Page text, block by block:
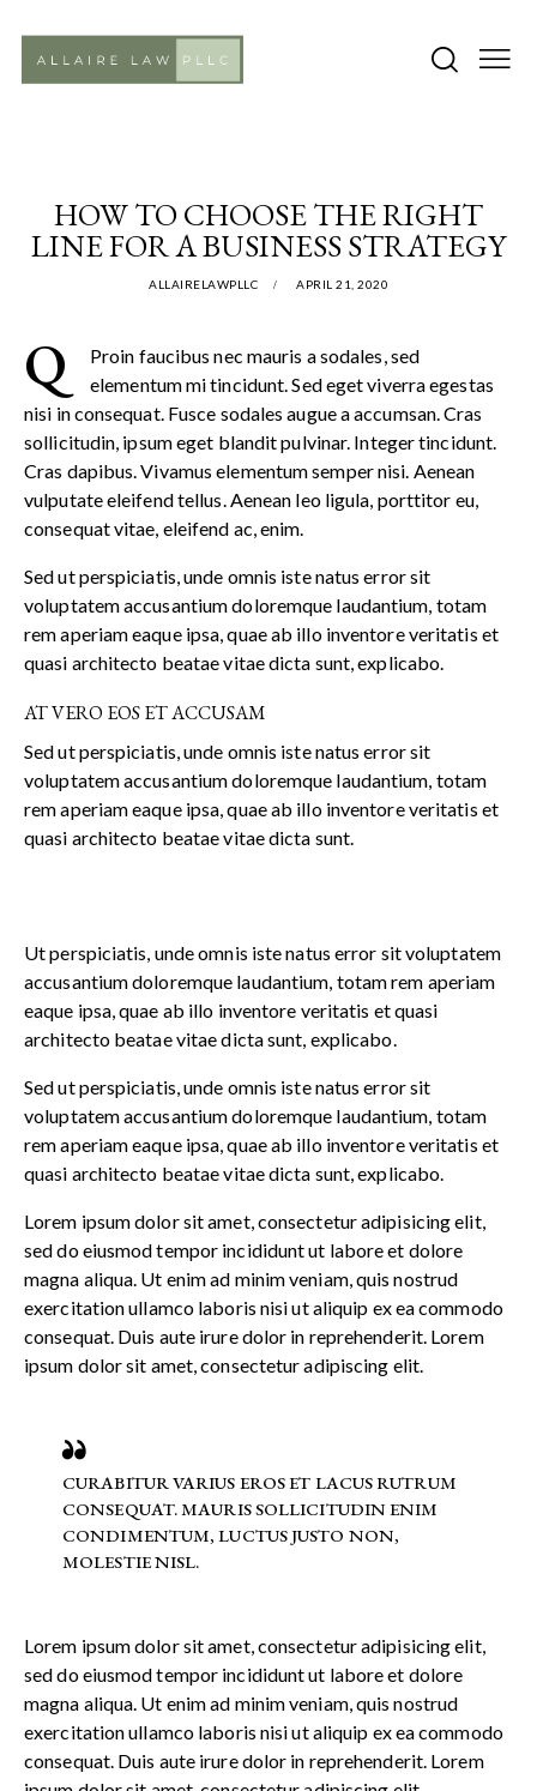
HOW TO CHOOSE THE RIGHT
LINE FOR A BUSINESS STRATEGY
ALLAIRELAWPLLC APRIL 21, 2020
Q
Proin faucibus nec mauris a sodales, sed
elementum mi tincidunt. Sed eget viverra egestas
nisi in consequat. Fusce sodales augue a accumsan. Cras
sollicitudin, ipsum eget blandit pulvinar. Integer tincidunt.
Cras dapibus. Vivamus elementum semper nisi. Aenean
vulputate eleifend tellus. Aenean leo ligula, porttitor eu,
consequat vitae, eleifend ac, enim.
Sed ut perspiciatis, unde omnis iste natus error sit
voluptatem accusantium doloremque laudantium, totam
rem aperiam eaque ipsa, quae ab illo inventore veritatis et
quasi architecto beatae vitae dicta sunt, explicabo.
AT VERO EOS ET ACCUSAM
Sed ut perspiciatis, unde omnis iste natus error sit
voluptatem accusantium doloremque laudantium, totam
rem aperiam eaque ipsa, quae ab illo inventore veritatis et
quasi architecto beatae vitae dicta sunt.
Ut perspiciatis, unde omnis iste natus error sit voluptatem
accusantium doloremque laudantium, totam rem aperiam
eaque ipsa, quae ab illo inventore veritatis et quasi
architecto beatae vitae dicta sunt, explicabo.
Sed ut perspiciatis, unde omnis iste natus error sit
voluptatem accusantium doloremque laudantium, totam
rem aperiam eaque ipsa, quae ab illo inventore veritatis et
quasi architecto beatae vitae dicta sunt, explicabo.
Lorem ipsum dolor sit amet, consectetur adipisicing elit,
sed do eiusmod tempor incididunt ut labore et dolore
magna aliqua. Ut enim ad minim veniam, quis nostrud
exercitation ullamco laboris nisi ut aliquip ex ea commodo
consequat. Duis aute irure dolor in reprehenderit. Lorem
ipsum dolor sit amet, consectetur adipiscing elit.
CURABITUR VARIUS EROS ET LACUS RUTRUM
CONSEQUAT. MAURIS SOLLICITUDIN ENIM
CONDIMENTUM, LUCTUS JUSTO NON,
MOLESTIE NISL.
Lorem ipsum dolor sit amet, consectetur adipisicing elit,
sed do eiusmod tempor incididunt ut labore et dolore
magna aliqua. Ut enim ad minim veniam, quis nostrud
exercitation ullamco laboris nisi ut aliquip ex ea commodo
consequat. Duis aute irure dolor in reprehenderit. Lorem